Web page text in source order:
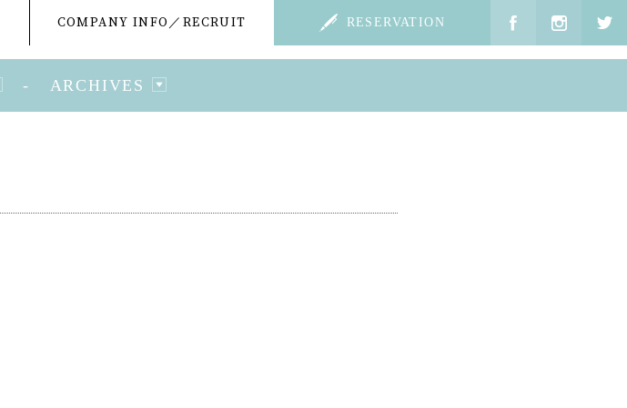
COMPANY INFO／RECRUIT RESERVATION
- ARCHIVES